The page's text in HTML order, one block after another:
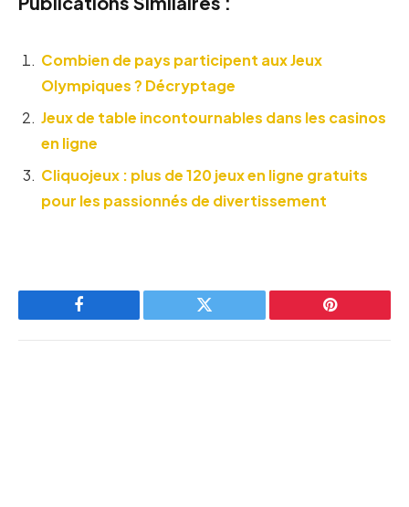
Combien de pays participent aux Jeux
Olympiques ? Décryptage
Jeux de table incontournables dans les casinos
en ligne
Cliquojeux : plus de 120 jeux en ligne gratuits
pour les passionnés de divertissement
Facebook Twitter Pinterest